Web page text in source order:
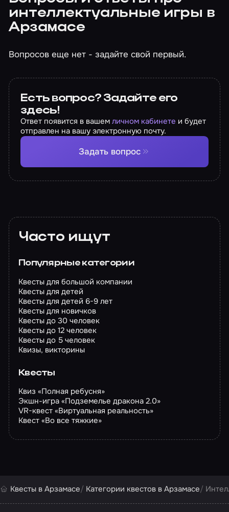
интеллектуальные игры в
Арзамасе
Вопросов еще нет - задайте свой первый.
Есть вопрос? Задайте его
здесь!
Ответ появится в вашемличном кабинете и будет
отправлен на вашу электронную почту.
Задать вопрос
Часто ищут
Популярные категории
Квесты для большой компании
Квесты для детей
Квесты для детей 6-9 лет
Квесты для новичков
Квесты до 30 человек
Квесты до 12 человек
Квесты до 5 человек
Квизы, викторины
Квесты
Квиз «Полная ребусня»
Экшн-игра «Подземелье дракона 2.0»
VR-квест «Виртуальная реальность»
Квест «Во все тяжкие»
Квесты в Арзамасе Категории квестов в Арзамасе